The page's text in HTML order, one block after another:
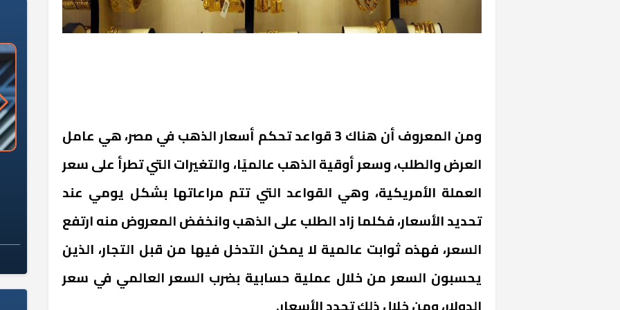
ومن المعروف أن هناك 3 قواعد تحكم أسعار الذهب في مصر، هي عامل
العرض والطلب، وسعر أوقية الذهب عالميًا، والتغيرات التي تطرأ على سعر
العملة الأمريكية، وهي القواعد التي تتم مراعاتها بشكل يومي عند
تحديد الأسعار، فكلما زاد الطلب على الذهب وانخفض المعروض منه ارتفع
السعر، فهذه ثوابت عالمية لا يمكن التدخل فيها من قبل التجار، الذين
يحسبون السعر من خلال عملية حسابية بضرب السعر العالمي في سعر
«وزارة الآثار»: العُثور على 10 توابيت سلامة الغذاء: 285 ألف طن صادرات
غذائية في أسبوع